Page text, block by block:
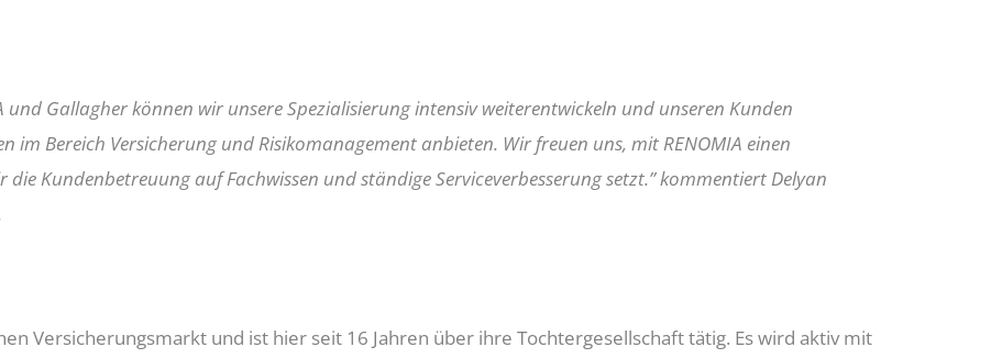
Gallagher können wir unsere Spezialisierung intensiv weiterentwickeln und unseren Kunden
im Bereich Versicherung und Risikomanagement anbieten. Wir freuen uns, mit RENOMIA einen
Kundenbetreuung auf Fachwissen und ständige Serviceverbesserung setzt.” kommentiert Delyan
Versicherungsmarkt und ist hier seit 16 Jahren über ihre Tochtergesellschaft tätig. Es wird aktiv mit